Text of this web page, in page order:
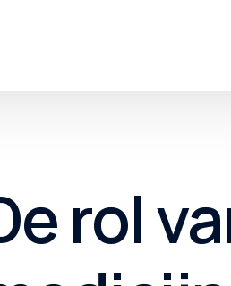
PSKR Serisi
rol